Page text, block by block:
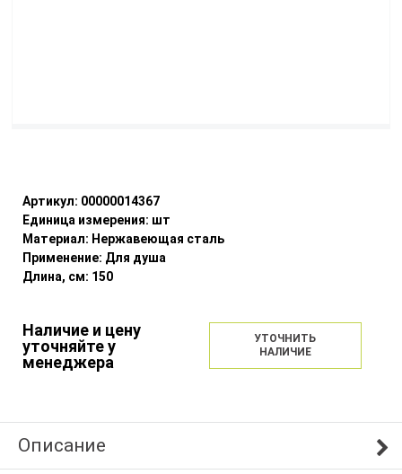
Артикул: 00000014367
Единица измерения: шт
Материал: Нержавеющая сталь
Применение: Для душа
Длина, см: 150
Наличие и цену
уточняйте у
менеджера
УТОЧНИТЬ
НАЛИЧИЕ
Описание